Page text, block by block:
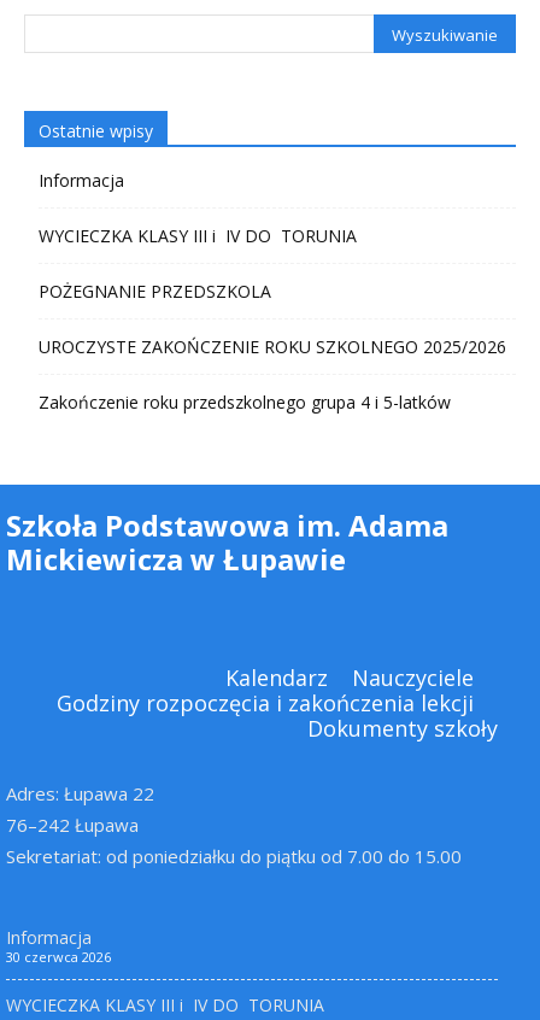
Ostatnie wpisy
Informacja
WYCIECZKA KLASY III i IV DO TORUNIA
POŻEGNANIE PRZEDSZKOLA
UROCZYSTE ZAKOŃCZENIE ROKU SZKOLNEGO 2025/2026
Zakończenie roku przedszkolnego grupa 4 i 5-latków
Szkoła Podstawowa im. Adama
Mickiewicza w Łupawie
Kalendarz
Nauczyciele
Godziny rozpoczęcia i zakończenia lekcji
Dokumenty szkoły
Adres: Łupawa 22
76–242 Łupawa
Sekretariat: od poniedziałku do piątku od 7.00 do 15.00
Informacja
30 czerwca 2026
WYCIECZKA KLASY III i IV DO TORUNIA